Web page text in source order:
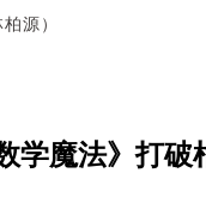
源）
学魔法》打